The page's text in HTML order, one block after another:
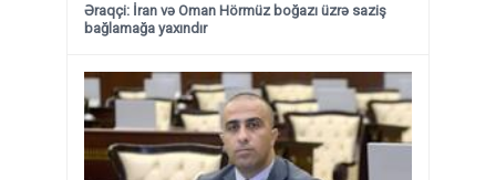
Əraqçi: İran və Oman Hörmüz boğazı üzrə saziş
bağlamağa yaxındır